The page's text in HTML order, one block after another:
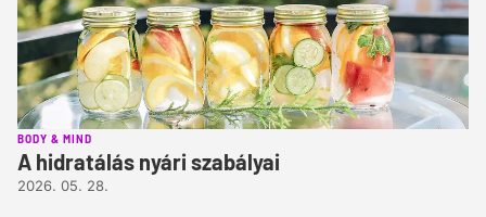
BODY & MIND
A hidratálás nyári szabályai
2026. 05. 28.